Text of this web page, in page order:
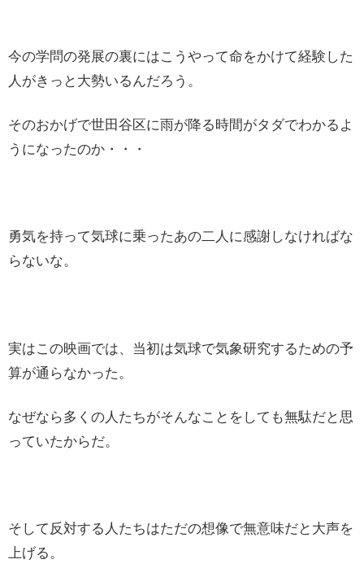
今の学問の発展の裏にはこうやって命をかけて経験した
人がきっと大勢いるんだろう。
そのおかげで世田谷区に雨が降る時間がタダでわかるよ
うになったのか・・・
勇気を持って気球に乗ったあの二人に感謝しなければな
らないな。
実はこの映画では、当初は気球で気象研究するための予
算が通らなかった。
なぜなら多くの人たちがそんなことをしても無駄だと思
っていたからだ。
そして反対する人たちはただの想像で無意味だと大声を
上げる。